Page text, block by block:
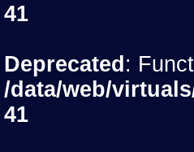
41
Deprecated :
/data/web/
41